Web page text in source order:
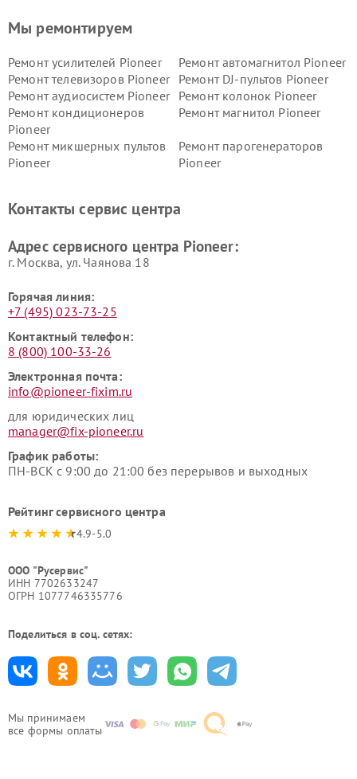
Мы принимаем
все формы оплаты
Мы ремонтируем
Ремонт усилителей Pioneer
Ремонт автомагнитол Pioneer
Ремонт телевизоров Pioneer
Ремонт DJ-пультов Pioneer
Ремонт аудиосистем Pioneer
Ремонт колонок Pioneer
Ремонт кондиционеров
Pioneer
Ремонт магнитол Pioneer
Ремонт микшерных пультов
Pioneer
Ремонт парогенераторов
Pioneer
Контакты сервис центра
Адрес сервисного центра Pioneer:
г. Москва, ул. Чаянова 18
Горячая линия:
+7 (495) 023-73-25
Контактный телефон:
8 (800) 100-33-26
Электронная почта:
info@pioneer-fixim.ru
для юридических лиц
manager@fix-pioneer.ru
График работы:
ПН-ВСК с 9:00 до 21:00 без перерывов и выходных
Рейтинг сервисного центра
4.9-5.0
ООО "Русервис"
ИНН 7702633247
ОГРН 1077746335776
Поделиться в соц. сетях: